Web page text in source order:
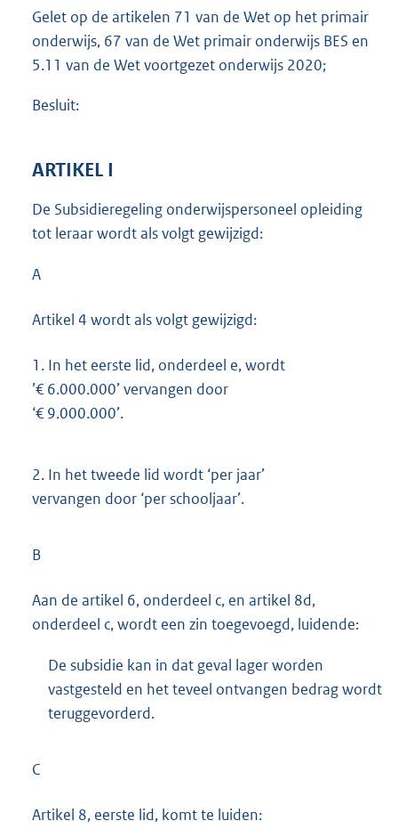
K
Gelet op de artikelen 71 van de Wet op het primair
onderwijs, 67 van de Wet primair onderwijs BES en
5.11 van de Wet voortgezet onderwijs 2020;
Besluit:
ARTIKEL I
De Subsidieregeling onderwijspersoneel opleiding
tot leraar wordt als volgt gewijzigd:
A
Artikel 4 wordt als volgt gewijzigd:
1. In het eerste lid, onderdeel e, wordt
’€ 6.000.000’ vervangen door
‘€ 9.000.000’.
2. In het tweede lid wordt ‘per jaar’
vervangen door ‘per schooljaar’.
B
Aan de artikel 6, onderdeel c, en artikel 8d,
onderdeel c, wordt een zin toegevoegd, luidende:
De subsidie kan in dat geval lager worden
vastgesteld en het teveel ontvangen bedrag wordt
teruggevorderd.
C
Artikel 8, eerste lid, komt te luiden: